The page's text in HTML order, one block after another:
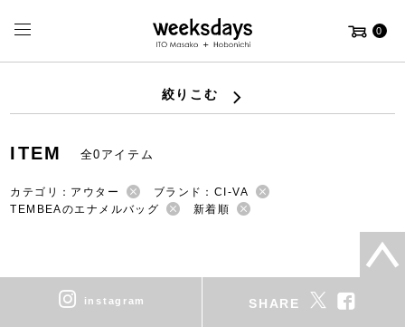
0
絞りこむ
ITEM 全0アイテム
カテゴリ：アウター
ブランド：CI-VA
TEMBEAのエナメルバッグ
新着順
instagram SHARE